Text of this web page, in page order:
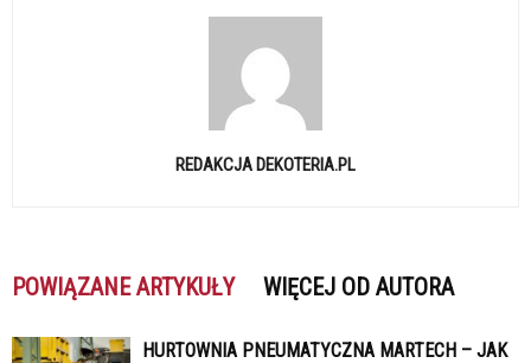
REDAKCJA DEKOTERIA.PL
POWIĄZANE ARTYKUŁY WIĘCEJ OD AUTORA
HURTOWNIA PNEUMATYCZNA MARTECH – JAK